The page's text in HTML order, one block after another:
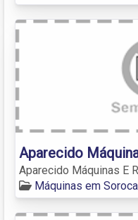
Aparecido
Aparecido Máquinas E
Máquinas em